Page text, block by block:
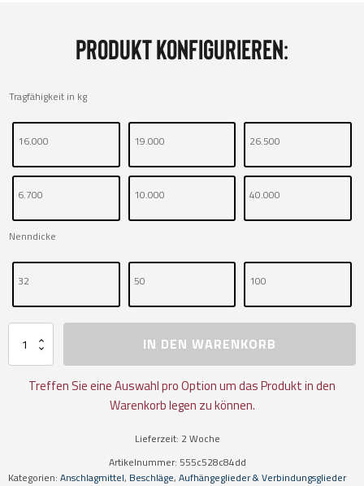
Produkt konfigurieren:
Tragfähigkeit in kg
16.000 19.000 26.500
6.700 10.000 40.000
Nenndicke
32 50 100
Übergangsgehänge
Einfachhaken
IN DEN WARENKORB
Treffen Sie eine Auswahl pro Option um das Produkt in den
Warenkorb legen zu können.
Lieferzeit: 2 Woche
Artikelnummer: 555c528c84dd
Kategorien: Anschlagmittel, Beschläge, Aufhängeglieder & Verbindungsglieder